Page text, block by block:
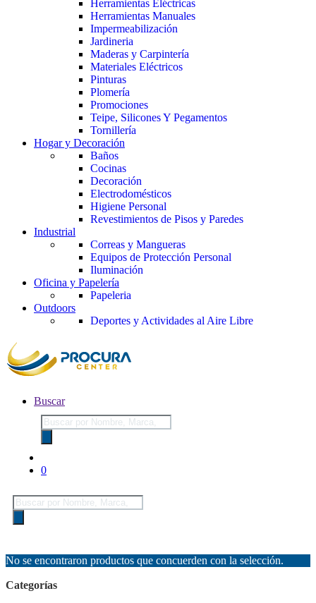
Herramientas Eléctricas
Herramientas Manuales
Impermeabilización
Jardineria
Maderas y Carpintería
Materiales Eléctricos
Pinturas
Plomería
Promociones
Teipe, Silicones Y Pegamentos
Tornillería
Hogar y Decoración
Baños
Cocinas
Decoración
Electrodomésticos
Higiene Personal
Revestimientos de Pisos y Paredes
Industrial
Correas y Mangueras
Equipos de Protección Personal
Iluminación
Oficina y Papelería
Papeleria
Outdoors
Deportes y Actividades al Aire Libre
Buscar
Búsqueda
de
productos
0
Búsqueda
de
productos
No se encontraron productos que concuerden con la selección.
Categorías